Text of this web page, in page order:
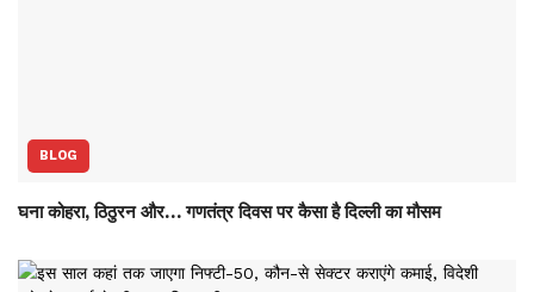
BLOG
घना कोहरा, ठिठुरन और… गणतंत्र दिवस पर कैसा है दिल्ली का मौसम